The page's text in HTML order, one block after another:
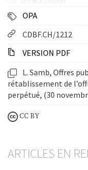
OPA
CDBF.CH/1212
VERSION PDF
L. Samb, Offres
rétablissement de
perpétué, (30
CC BY
ARTICLES EN